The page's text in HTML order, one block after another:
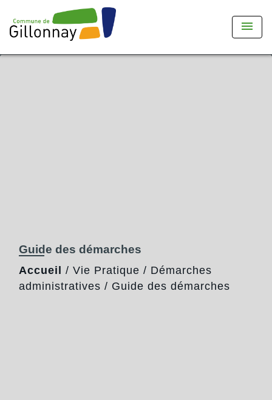
menu
Guide des démarches
Accueil / Vie Pratique / Démarches
administratives / Guide des démarches